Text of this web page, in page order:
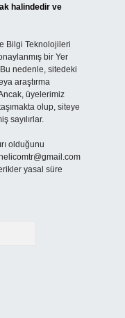
halindedir ve
Bilgi Teknolojileri
bir Yer
nedenle, sitedeki
araştırma
üyelerimiz
olup, siteye
sayılırlar.
olduğunu
yasal süre